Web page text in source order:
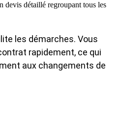
devis détaillé regroupant tous les
les démarches. Vous
rapidement, ce qui
aux changements de